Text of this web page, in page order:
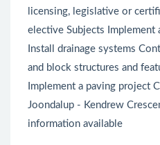
licensing, legislative or
elective Subjects
Install drainage systems
and block structures and
Implement a paving project
Joondalup - Kendrew
information available